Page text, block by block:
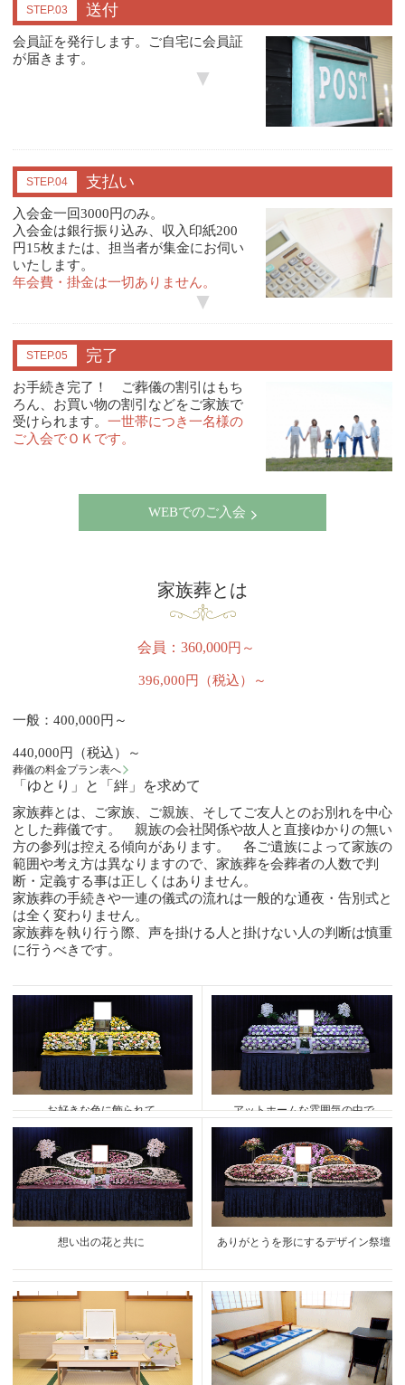
STEP.03 送付
会員証を発行します。ご自宅に会員証
が届きます。
STEP.04 支払い
入会金一回3000円のみ。
入会金は銀行振り込み、収入印紙200
円15枚または、担当者が集金にお伺い
いたします。
年会費・掛金は一切ありません。
STEP.05 完了
お手続き完了！ ご葬儀の割引はもち
ろん、お買い物の割引などをご家族で
受けられます。 一世帯につき一名様の
ご入会でＯＫです。
WEBでのご入会
家族葬とは
会員：360,000円～
396,000円（税込）～
一般：400,000円～
440,000円（税込）～
葬儀の料金プラン表へ
「ゆとり」と「絆」を求めて
家族葬とは、ご家族、ご親族、そしてご友人とのお別れを中心
とした葬儀です。 親族の会社関係や故人と直接ゆかりの無い
方の参列は控える傾向があります。 各ご遺族によって家族の
範囲や考え方は異なりますので、家族葬を会葬者の人数で判
断・定義する事は正しくはありません。
家族葬の手続きや一連の儀式の流れは一般的な通夜・告別式と
は全く変わりません。
家族葬を執り行う際、声を掛ける人と掛けない人の判断は慎重
に行うべきです。
お好きな色に飾られて アットホームな雰囲気の中で
想い出の花と共に ありがとうを形にするデザイン祭壇